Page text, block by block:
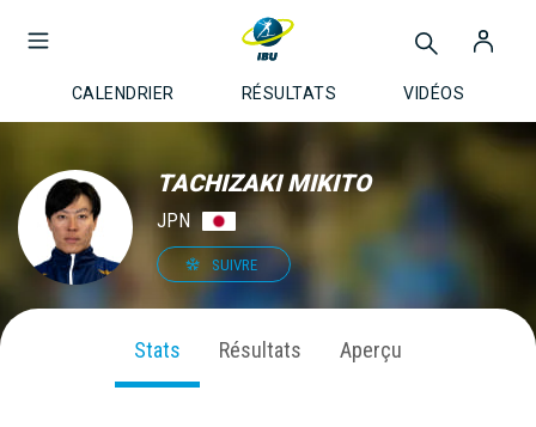
CALENDRIER RÉSULTATS VIDÉOS
TACHIZAKI MIKITO
JPN
SUIVRE
Stats Résultats Aperçu